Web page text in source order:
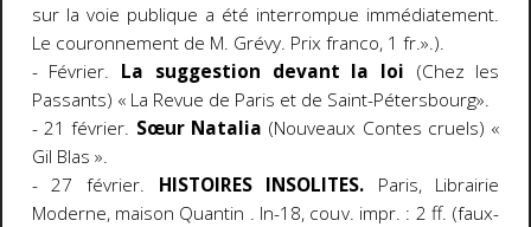
sur la voie publique a été interrompue immédiatement.
Le couronnement de M. Grévy. Prix franco, 1 fr.».).
- Février. La suggestion devant la loi (Chez les
Passants) « La Revue de Paris et de Saint-Pétersbourg».
- 21 février. Sœur Natalia (Nouveaux Contes cruels) «
Gil Blas ».
- 27 février.
HISTOIRES INSOLITES.
Paris, Librairie
Moderne, maison Quantin . In-18, couv. impr. : 2 ff. (faux-